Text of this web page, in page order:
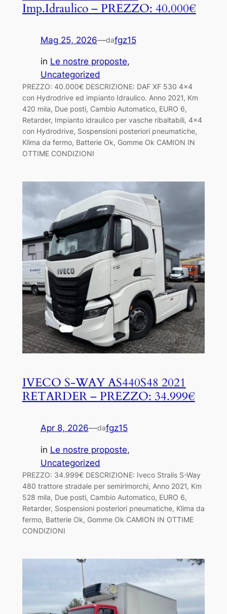
Imp.Idraulico – PREZZO: 40.000€
Mag 25, 2026—dafgz15
in Le nostre proposte
Uncategorized
PREZZO: 40.000€ DESCRIZIONE: DAF XF 530 4×4
con Hydrodrive ed impianto Idraulico. Anno 2021, Km
420 mila, Due posti, Cambio Automatico, EURO 6,
Retarder, Impianto idraulico per vasche ribaltabili, 4×4
con Hydrodrive, Sospensioni posteriori pneumatiche,
Klima da fermo, Batterie Ok, Gomme Ok CAMION IN
OTTIME CONDIZIONI
IVECO S-WAY AS440S48 2021
RETARDER – PREZZO: 34.999€
Apr 8, 2026—dafgz15
in Le nostre proposte
Uncategorized
PREZZO: 34.999€ DESCRIZIONE: Iveco Stralis S-Way
480 trattore stradale per semirimorchi, Anno 2021, Km
528 mila, Due posti, Cambio Automatico, EURO 6,
Retarder, Sospensioni posteriori pneumatiche, Klima da
fermo, Batterie Ok, Gomme Ok CAMION IN OTTIME
CONDIZIONI